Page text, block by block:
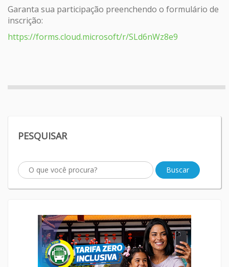
Garanta sua participação preenchendo o formulário de
inscrição:
https://forms.cloud.microsoft/r/SLd6nWz8e9
PESQUISAR